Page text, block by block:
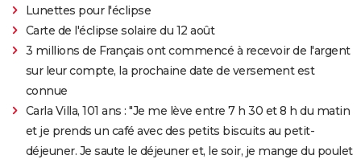
Lunettes pour l'éclipse
Carte de l'éclipse solaire du 12 août
3 millions de Français ont commencé à recevoir de l'argent
sur leur compte, la prochaine date de versement est
connue
Carla Villa, 101 ans : "Je me lève entre 7 h 30 et 8 h du matin
et je prends un café avec des petits biscuits au petit-
déjeuner. Je saute le déjeuner et, le soir, je mange du poulet